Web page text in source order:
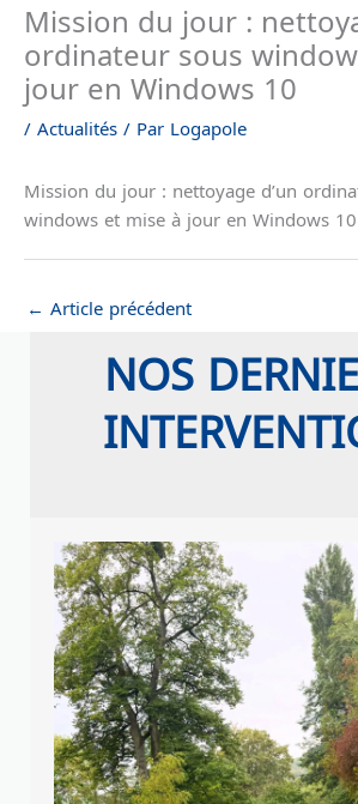
Mission du jour :
ordinateur sous
jour en Windows 10
/ Actualités / Par Logapole
Mission du jour : nettoyage d’un
windows et mise à jour en Windows 10
← Article précédent
NOS